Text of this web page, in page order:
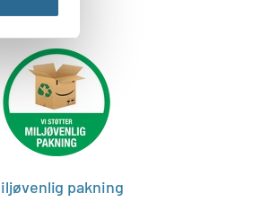
pakning